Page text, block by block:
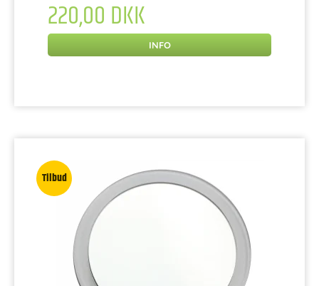
220,00 DKK
INFO
Tilbud